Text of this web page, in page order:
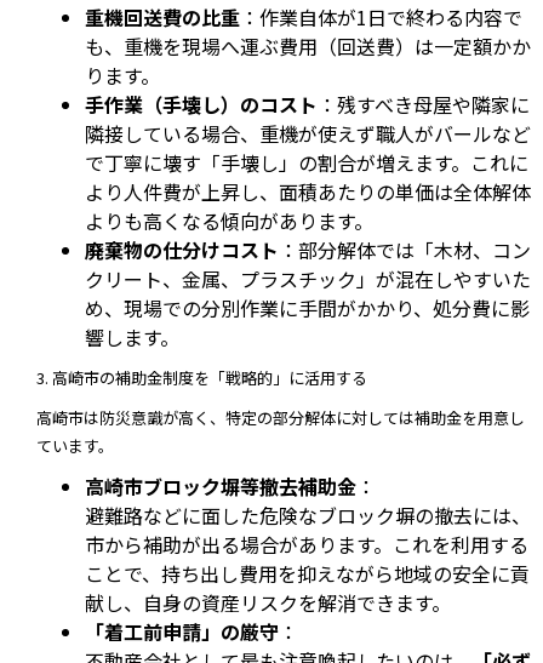
重機回送費の比重 ：作業自体が1日で終わる内容で
も、重機を現場へ運ぶ費用（回送費）は一定額かか
ります。
手作業（手壊し）のコスト ：残すべき母屋や隣家に
隣接している場合、重機が使えず職人がバールなど
で丁寧に壊す「手壊し」の割合が増えます。これに
より人件費が上昇し、面積あたりの単価は全体解体
よりも高くなる傾向があります。
廃棄物の仕分けコスト ：部分解体では「木材、コン
クリート、金属、プラスチック」が混在しやすいた
め、現場での分別作業に手間がかかり、処分費に影
響します。
3. 高崎市の補助金制度を「戦略的」に活用する
高崎市は防災意識が高く、特定の部分解体に対しては補助金を用意し
ています。
高崎市ブロック塀等撤去補助金 ：
避難路などに面した危険なブロック塀の撤去には、
市から補助が出る場合があります。これを利用する
ことで、持ち出し費用を抑えながら地域の安全に貢
献し、自身の資産リスクを解消できます。
「着工前申請」の厳守 ：